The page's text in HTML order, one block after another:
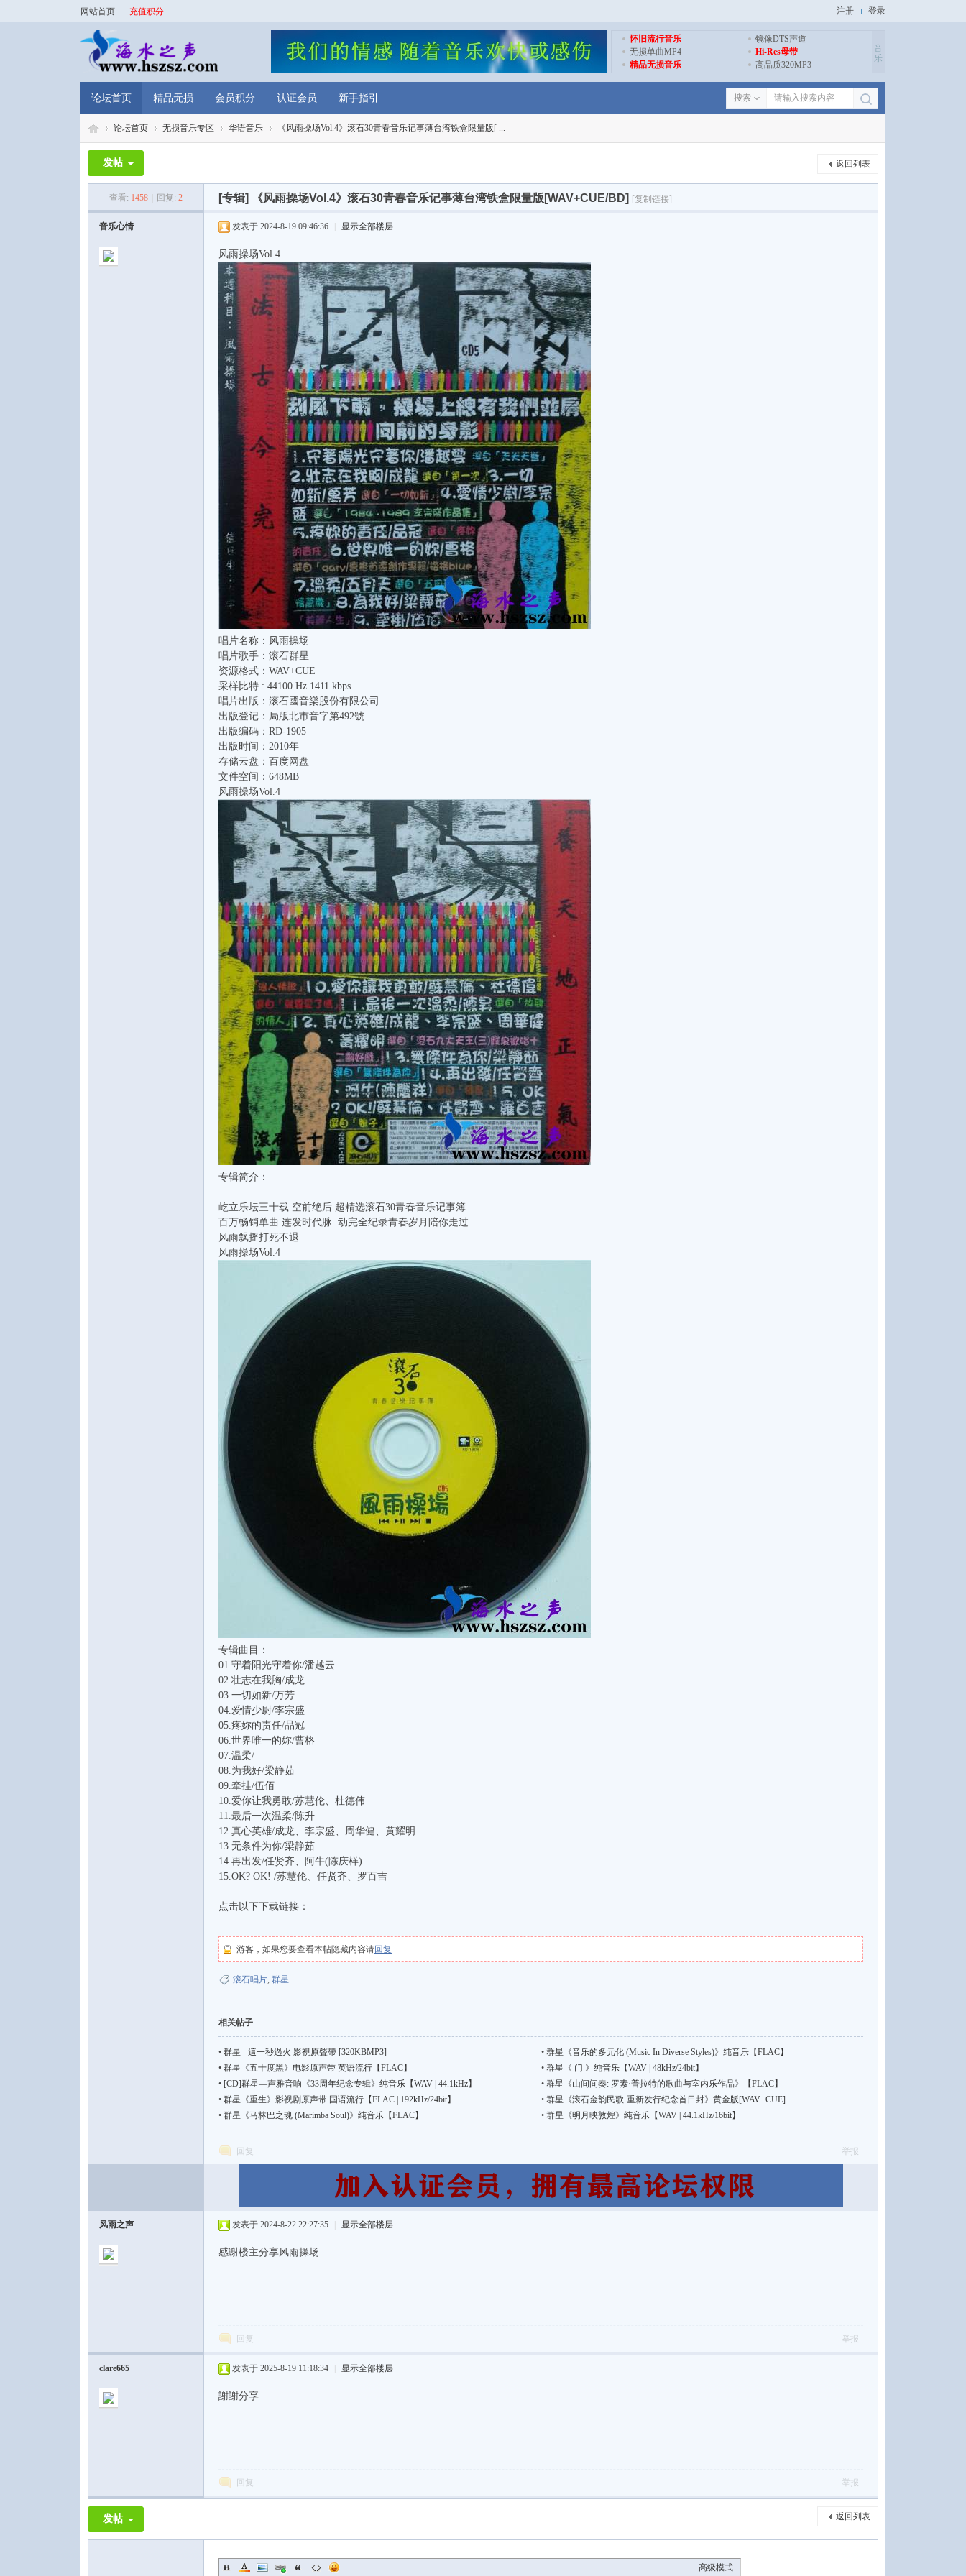
网站首页 充值积分 注册 登录
怀旧流行音乐
镜像DTS声道
无损单曲MP4
Hi-Res母带
精品无损音乐
高品质320MP3
音
乐
论坛首页 精品无损 会员积分 认证会员 新手指引 搜索
论坛首页 无损音乐专区 华语音乐
›
《风雨操场Vol.4》滚石30青春音乐记事薄台湾铁盒限量版[ ...
返回列表
发帖
查看: 1458 回复: 2 [专辑] 《风雨操场Vol.4》滚石30青春音乐记事薄台湾铁盒限量版[WAV+CUE/BD] [复制链接]
音乐心情 发表于 2024-8-19 09:46:36 显示全部楼层
风雨操场Vol.4
唱片名称：风雨操场
唱片歌手：滚石群星
资源格式：WAV+CUE
采样比特 : 44100 Hz 1411 kbps
唱片出版：滚石國音樂股份有限公司
出版登记：局版北市音字第492號
出版编码：RD-1905
出版时间：2010年
存储云盘：百度网盘
文件空间：648MB
风雨操场Vol.4
专辑简介：
屹立乐坛三十载 空前绝后 超精选滚石30青春音乐记事簿
百万畅销单曲 连发时代脉 动完全纪录青春岁月陪你走过
风雨飘摇打死不退
风雨操场Vol.4
专辑曲目：
01.守着阳光守着你/潘越云
02.壮志在我胸/成龙
03.一切如新/万芳
04.爱情少尉/李宗盛
05.疼妳的责任/品冠
06.世界唯一的妳/曹格
07.温柔/
08.为我好/梁静茹
09.牵挂/伍佰
10.爱你让我勇敢/苏慧伦、杜德伟
11.最后一次温柔/陈升
12.真心英雄/成龙、李宗盛、周华健、黄耀明
13.无条件为你/梁静茹
14.再出发/任贤齐、阿牛(陈庆样)
15.OK? OK! /苏慧伦、任贤齐、罗百吉
点击以下下载链接：
游客，如果您要查看本帖隐藏内容请回复
滚石唱片, 群星
相关帖子
• 群星 - 這一秒過火 影視原聲帶 [320KBMP3] • 群星《音乐的多元化 (Music In Diverse Styles)》纯音乐【FLAC】
• 群星《五十度黑》电影原声带 英语流行【FLAC】 • 群星《 门 》纯音乐【WAV | 48kHz/24bit】
• [CD]群星—声雅音响《33周年纪念专辑》纯音乐【WAV | 44.1kHz】 • 群星《山间间奏: 罗素·普拉特的歌曲与室内乐作品》【FLAC】
• 群星《重生》影视剧原声带 国语流行【FLAC | 192kHz/24bit】 • 群星《滚石金韵民歌·重新发行纪念首日封》黄金版[WAV+CUE]
• 群星《马林巴之魂 (Marimba Soul)》纯音乐【FLAC】 • 群星《明月映敦煌》纯音乐【WAV | 44.1kHz/16bit】
回复 举报
风雨之声 发表于 2024-8-22 22:27:35 显示全部楼层
感谢楼主分享风雨操场
回复 举报
clare665 发表于 2025-8-19 11:18:34 显示全部楼层
謝謝分享
回复 举报
返回列表
发帖
高级模式